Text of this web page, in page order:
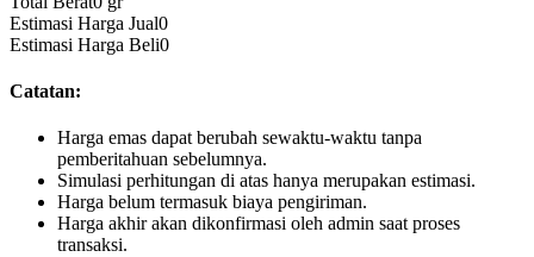
Estimasi Harga Jual0
Estimasi Harga Beli0
Catatan:
Harga emas dapat berubah sewaktu-waktu tanpa
pemberitahuan sebelumnya.
Simulasi perhitungan di atas hanya merupakan estimasi.
Harga belum termasuk biaya pengiriman.
Harga akhir akan dikonfirmasi oleh admin saat proses
transaksi.